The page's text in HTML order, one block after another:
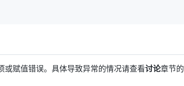
赋值错误。具体导致异常的情况请查看讨论章节的